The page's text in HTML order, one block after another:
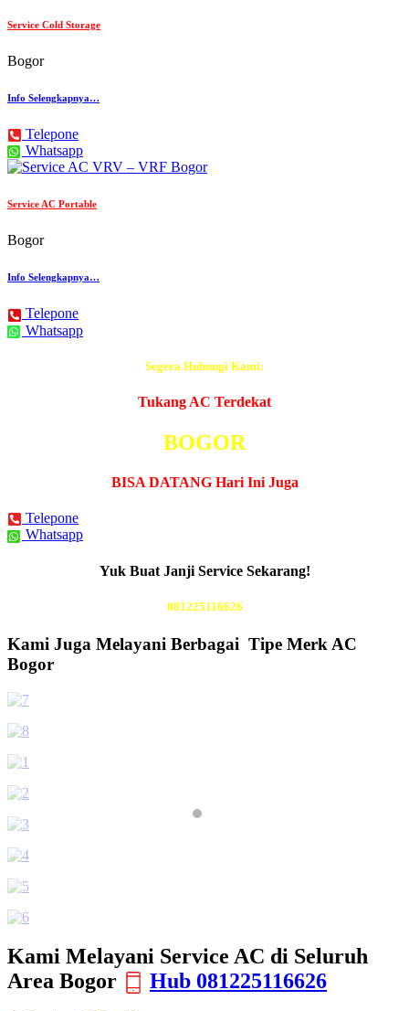
Service Cold Storage
Bogor
Info Selengkapnya…
Telepone
Whatsapp
Service AC Portable
Bogor
Info Selengkapnya…
Telepone
Whatsapp
Segera Hubungi Kami:
Tukang AC Terdekat
BOGOR
BISA DATANG Hari Ini Juga
Telepone
Whatsapp
Yuk Buat Janji Service Sekarang!
081225116626
Kami Juga Melayani Berbagai Tipe Merk AC
Bogor
Kami Melayani Service AC di Seluruh
Area Bogor
Hub 081225116626